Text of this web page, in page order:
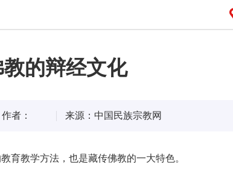
的辩经文化
作者： 来源：中国民族宗教网
教学方法，也是藏传佛教的一大特色。